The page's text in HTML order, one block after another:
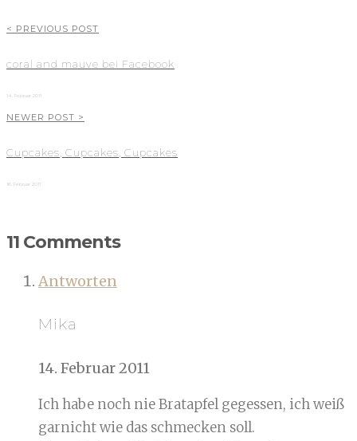
< PREVIOUS POST
coral and mauve bei Facebook
14. Februar 2011
NEWER POST >
Cupcakes, Cupcakes, Cupcakes
16. Februar 2011
11 Comments
Antworten
Mika
14. Februar 2011
Ich habe noch nie Bratapfel gegessen, ich weiß
garnicht wie das schmecken soll.